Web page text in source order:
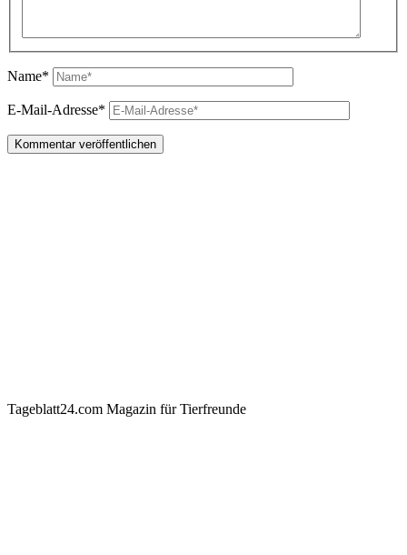
Name*
E-Mail-Adresse*
Tageblatt24.com Magazin für Tierfreunde